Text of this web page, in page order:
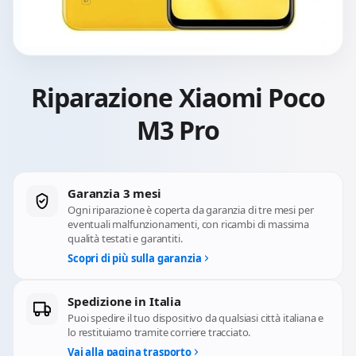
Riparazione Xiaomi Poco
M3 Pro
Garanzia 3 mesi
Ogni riparazione è coperta da garanzia di tre mesi per
eventuali malfunzionamenti, con ricambi di massima
qualità testati e garantiti.
Scopri di più sulla garanzia
Spedizione in Italia
Puoi spedire il tuo dispositivo da qualsiasi città italiana e
lo restituiamo tramite corriere tracciato.
Vai alla pagina trasporto